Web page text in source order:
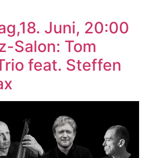
Juni, 20:00
Salon: Tom
feat. Steffen